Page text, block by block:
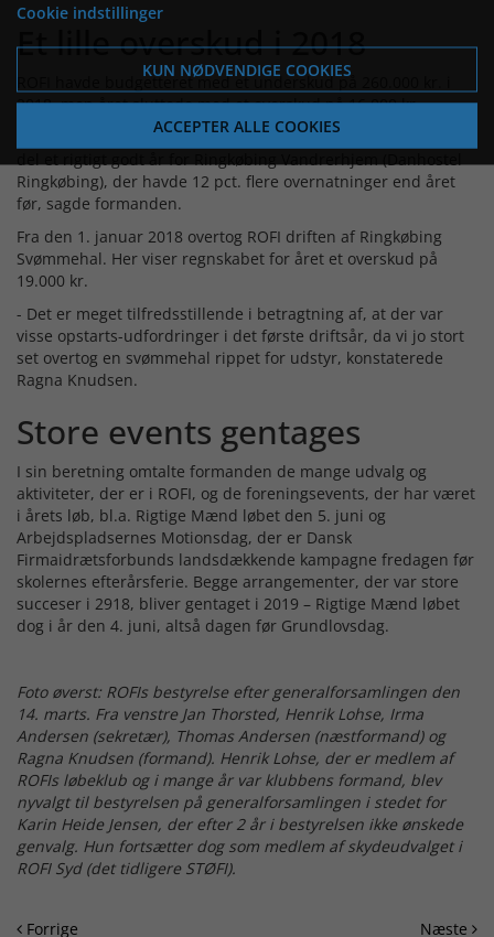
Et lille overskud i 2018
ROFI havde budgetteret med et underskud på 260.000 kr. i
2018, men året sluttede med et overskud på 16.000 kr.
- Resultatet er meget tilfredsstillende. Det skyldes for en stor
del et rigtigt godt år for Ringkøbing Vandrerhjem (Danhostel
Ringkøbing), der havde 12 pct. flere overnatninger end året
før, sagde formanden.
Fra den 1. januar 2018 overtog ROFI driften af Ringkøbing
Svømmehal. Her viser regnskabet for året et overskud på
19.000 kr.
- Det er meget tilfredsstillende i betragtning af, at der var
visse opstarts-udfordringer i det første driftsår, da vi jo stort
set overtog en svømmehal rippet for udstyr, konstaterede
Ragna Knudsen.
Store events gentages
I sin beretning omtalte formanden de mange udvalg og
aktiviteter, der er i ROFI, og de foreningsevents, der har været
i årets løb, bl.a. Rigtige Mænd løbet den 5. juni og
Arbejdspladsernes Motionsdag, der er Dansk
Firmaidrætsforbunds landsdækkende kampagne fredagen før
skolernes efterårsferie. Begge arrangementer, der var store
succeser i 2918, bliver gentaget i 2019 – Rigtige Mænd løbet
dog i år den 4. juni, altså dagen før Grundlovsdag.
Foto øverst: ROFIs bestyrelse efter generalforsamlingen den
14. marts. Fra venstre Jan Thorsted, Henrik Lohse, Irma
Andersen (sekretær), Thomas Andersen (næstformand) og
Ragna Knudsen (formand). Henrik Lohse, der er medlem af
ROFIs løbeklub og i mange år var klubbens formand, blev
nyvalgt til bestyrelsen på generalforsamlingen i stedet for
Karin Heide Jensen, der efter 2 år i bestyrelsen ikke ønskede
genvalg. Hun fortsætter dog som medlem af skydeudvalget i
ROFI Syd (det tidligere STØFI).
Forrige Næste
Cookie indstillinger
KUN NØDVENDIGE COOKIES
ACCEPTER ALLE COOKIES